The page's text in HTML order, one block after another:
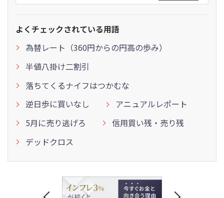
よくチェックされている用語
為替レート（360円からの円高の歩み）
半値八掛け二割引
落ちてくるナイフはつかむな
逆日歩に買いなし
アニュアルレポート
5月に売り逃げろ
信用買い残・売り残
デッドクロス